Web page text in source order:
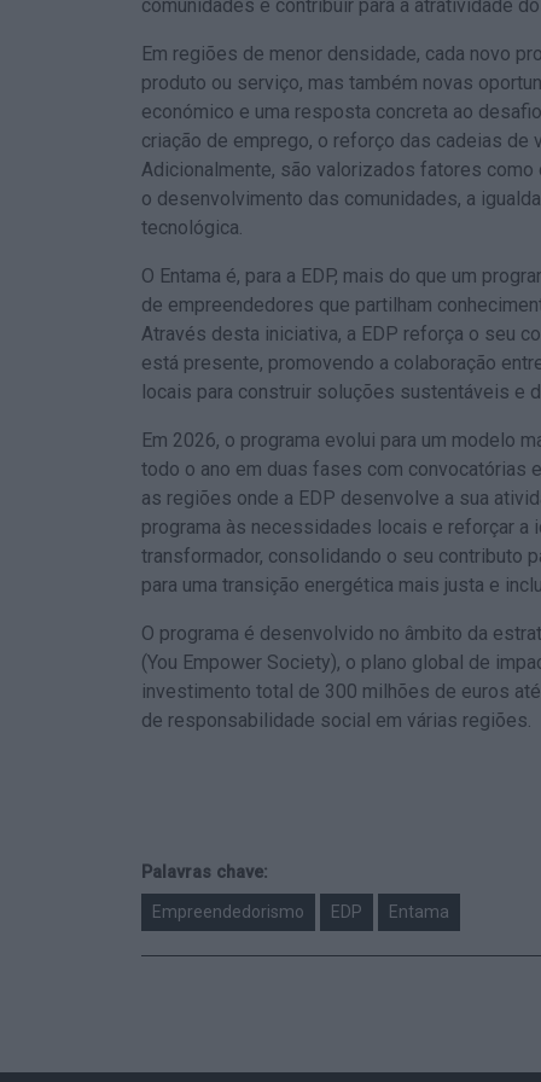
comunidades e contribuir para a atratividade
Em regiões de menor densidade, cada novo
produto ou serviço, mas também novas
económico e uma resposta concreta ao
criação de emprego, o reforço das cadeias de
Adicionalmente, são valorizados fatores
o desenvolvimento das comunidades, a
tecnológica.
O Entama é, para a EDP, mais do que um
de empreendedores que partilham
Através desta iniciativa, a EDP reforça o seu
está presente, promovendo a colaboração
locais para construir soluções sustentáveis e
Em 2026, o programa evolui para um modelo
todo o ano em duas fases com convocatórias
as regiões onde a EDP desenvolve a sua
programa às necessidades locais e reforçar a
transformador, consolidando o seu contributo
para uma transição energética mais justa e
O programa é desenvolvido no âmbito da
(You Empower Society), o plano global de
investimento total de 300 milhões de euros
de responsabilidade social em várias regiões.
Palavras chave:
Empreendedorismo EDP Entama